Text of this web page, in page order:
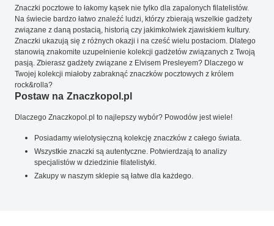
Znaczki pocztowe to łakomy kąsek nie tylko dla zapalonych filatelistów.
Na świecie bardzo łatwo znaleźć ludzi, którzy zbierają wszelkie gadżety
związane z daną postacią, historią czy jakimkolwiek zjawiskiem kultury.
Znaczki ukazują się z różnych okazji i na cześć wielu postaciom. Dlatego
stanowią znakomite uzupełnienie kolekcji gadżetów związanych z Twoją
pasją. Zbierasz gadżety związane z Elvisem Presleyem? Dlaczego w
Twojej kolekcji miałoby zabraknąć znaczków pocztowych z królem
rock&rolla?
Postaw na Znaczkopol.pl
Dlaczego Znaczkopol.pl to najlepszy wybór? Powodów jest wiele!
Posiadamy wielotysięczną kolekcję znaczków z całego świata.
Wszystkie znaczki są autentyczne. Potwierdzają to analizy
specjalistów w dziedzinie filatelistyki.
Zakupy w naszym sklepie są łatwe dla każdego.